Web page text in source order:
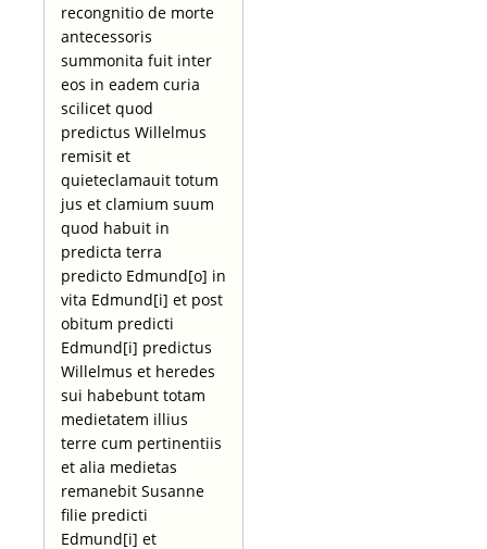
recongnitio de morte
antecessoris
summonita fuit inter
eos in eadem curia
scilicet quod
predictus Willelmus
remisit et
quieteclamauit totum
jus et clamium suum
quod habuit in
predicta terra
predicto Edmund[o] in
vita Edmund[i] et post
obitum predicti
Edmund[i] predictus
Willelmus et heredes
sui habebunt totam
medietatem illius
terre cum pertinentiis
et alia medietas
remanebit Susanne
filie predicti
Edmund[i] et